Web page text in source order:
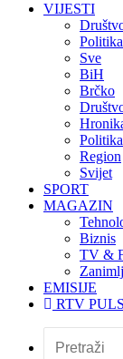
VIJESTI
Politika
Sve
BiH
Brčko
Politika
Region
Svijet
SPORT
MAGAZIN
Biznis
TV &
EMISIJE
RTV